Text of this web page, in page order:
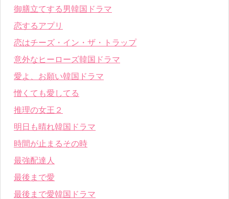
御膳立てする男韓国ドラマ
恋するアプリ
恋はチーズ・イン・ザ・トラップ
意外なヒーローズ韓国ドラマ
愛よ、お願い韓国ドラマ
憎くても愛してる
推理の女王２
明日も晴れ韓国ドラマ
時間が止まるその時
最強配達人
最後まで愛
最後まで愛韓国ドラマ